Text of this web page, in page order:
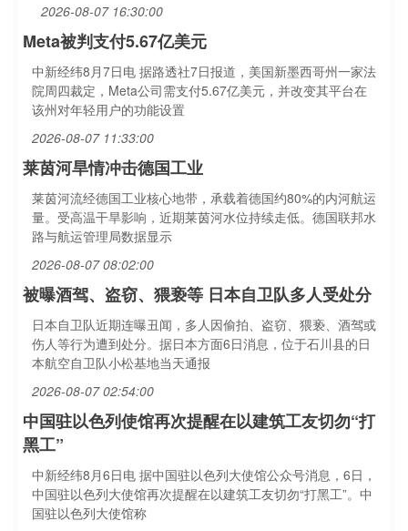
2026-08-07 16:30:00
Meta被判支付5.67亿美元
中新经纬8月7日电 据路透社7日报道，美国新墨西哥州一家法
院周四裁定，Meta公司需支付5.67亿美元，并改变其平台在
该州对年轻用户的功能设置
2026-08-07 11:33:00
莱茵河旱情冲击德国工业
莱茵河流经德国工业核心地带，承载着德国约80%的内河航运
量。受高温干旱影响，近期莱茵河水位持续走低。德国联邦水
路与航运管理局数据显示
2026-08-07 08:02:00
被曝酒驾、盗窃、猥亵等 日本自卫队多人受处分
日本自卫队近期连曝丑闻，多人因偷拍、盗窃、猥亵、酒驾或
伤人等行为遭到处分。据日本方面6日消息，位于石川县的日
本航空自卫队小松基地当天通报
2026-08-07 02:54:00
中国驻以色列使馆再次提醒在以建筑工友切勿“打
黑工”
中新经纬8月6日电 据中国驻以色列大使馆公众号消息，6日，
中国驻以色列大使馆再次提醒在以建筑工友切勿“打黑工”。中
国驻以色列大使馆称